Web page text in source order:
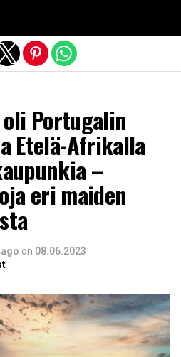
oli Portugalin
Etelä-Afrikalla
–
eri maiden
on 08.06.2023
version